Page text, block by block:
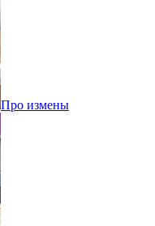
Про измены